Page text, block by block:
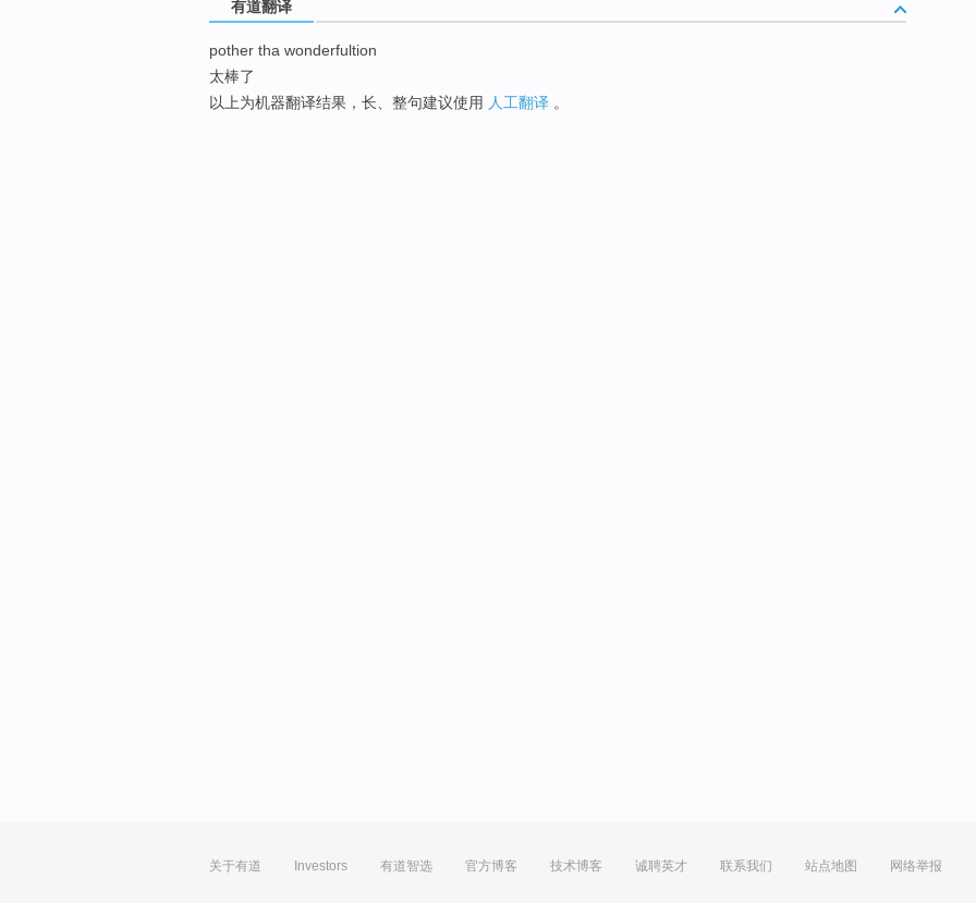
有道翻译
pother tha wonderfultion
太棒了
以上为机器翻译结果，长、整句建议使用 人工翻译 。
关于有道 Investors 有道智选 官方博客 技术博客 诚聘英才 联系我们 站点地图 网络举报